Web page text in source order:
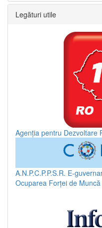
Legături utile
Agenția pentru Dezvoltare
A.N.P.C.P.P.S.R. E-
Ocuparea Forței de Muncă